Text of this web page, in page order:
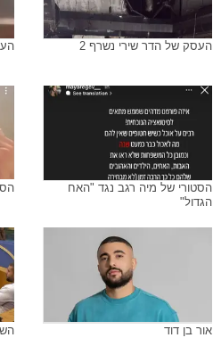
העסק של הדר שירי נשרף 2
הסטורי של מיה רגב נגד "האח
הגדול"
אור בן דוד